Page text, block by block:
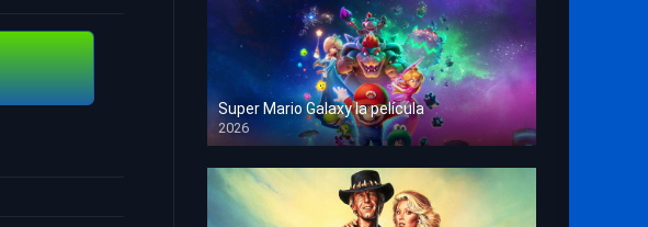
Super Mario Galaxy la película
2026
HD 1080p